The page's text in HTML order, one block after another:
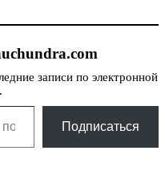
записи по электронной
Подписаться